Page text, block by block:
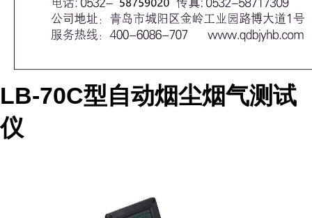
LB-70C型自动烟尘烟气测试
仪